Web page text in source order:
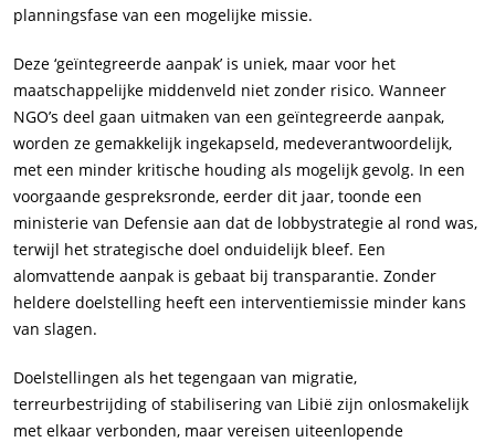
planningsfase van een mogelijke missie.
Deze ‘geïntegreerde aanpak’ is uniek, maar voor het
maatschappelijke middenveld niet zonder risico. Wanneer
NGO’s deel gaan uitmaken van een geïntegreerde aanpak,
worden ze gemakkelijk ingekapseld, medeverantwoordelijk,
met een minder kritische houding als mogelijk gevolg. In een
voorgaande gespreksronde, eerder dit jaar, toonde een
ministerie van Defensie aan dat de lobbystrategie al rond was,
terwijl het strategische doel onduidelijk bleef. Een
alomvattende aanpak is gebaat bij transparantie. Zonder
heldere doelstelling heeft een interventiemissie minder kans
van slagen.
Doelstellingen als het tegengaan van migratie,
terreurbestrijding of stabilisering van Libië zijn onlosmakelijk
met elkaar verbonden, maar vereisen uiteenlopende